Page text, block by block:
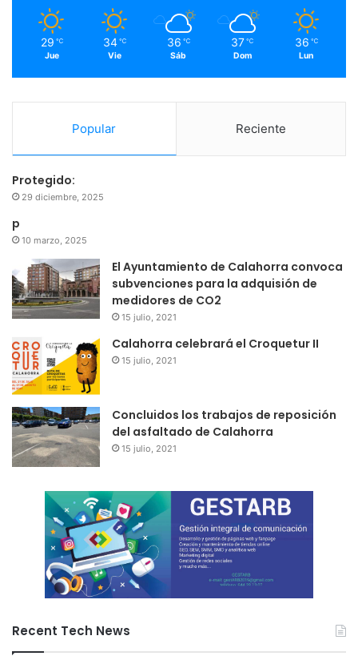
m
29 ℃
Jue
34 ℃
Vie
36 ℃
Sáb
37 ℃
Dom
36 ℃
Lun
Popular Reciente
Protegido:
29 diciembre, 2025
p
10 marzo, 2025
El Ayuntamiento de Calahorra convoca
subvenciones para la adquisión de
medidores de CO2
15 julio, 2021
Calahorra celebrará el Croquetur II
15 julio, 2021
Concluidos los trabajos de reposición
del asfaltado de Calahorra
15 julio, 2021
Recent Tech News